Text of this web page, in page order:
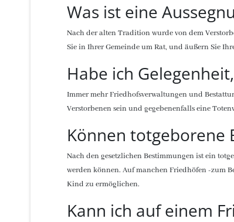
Was ist eine
Nach der alten Tradition wurde von dem
Sie in Ihrer Gemeinde um Rat, und äußern Sie
Habe ich
Immer mehr Friedhofsverwaltungen und
Verstorbenen sein und gegebenenfalls eine
Können totgeborene
Nach den gesetzlichen Bestimmungen ist ein
werden können. Auf manchen Friedhöfen -zum
Kind zu ermöglichen.
Kann ich auf einem